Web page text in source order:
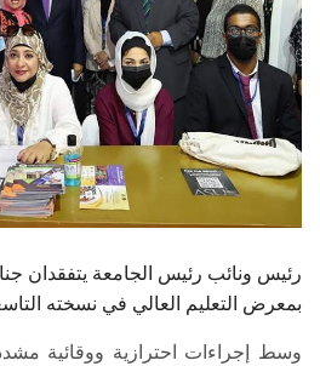
رئيس ونائب رئيس الجامعة يتفقدان
بمعرض التعليم العالي في نسخته
وسط إجراءات احترازية ووقائية